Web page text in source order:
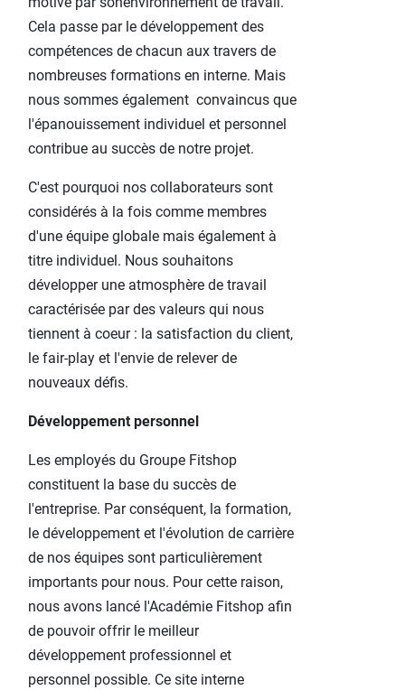
Cela passe par le développement des
compétences de chacun aux travers de
nombreuses formations en interne. Mais
nous sommes également convaincus que
l'épanouissement individuel et personnel
contribue au succès de notre projet.
C'est pourquoi nos collaborateurs sont
considérés à la fois comme membres
d'une équipe globale mais également à
titre individuel. Nous souhaitons
développer une atmosphère de travail
caractérisée par des valeurs qui nous
tiennent à coeur : la satisfaction du client,
le fair-play et l'envie de relever de
nouveaux défis.
Développement personnel
Les employés du Groupe Fitshop
constituent la base du succès de
l'entreprise. Par conséquent, la formation,
le développement et l'évolution de carrière
de nos équipes sont particulièrement
importants pour nous. Pour cette raison,
nous avons lancé l'Académie Fitshop afin
de pouvoir offrir le meilleur
développement professionnel et
personnel possible. Ce site interne